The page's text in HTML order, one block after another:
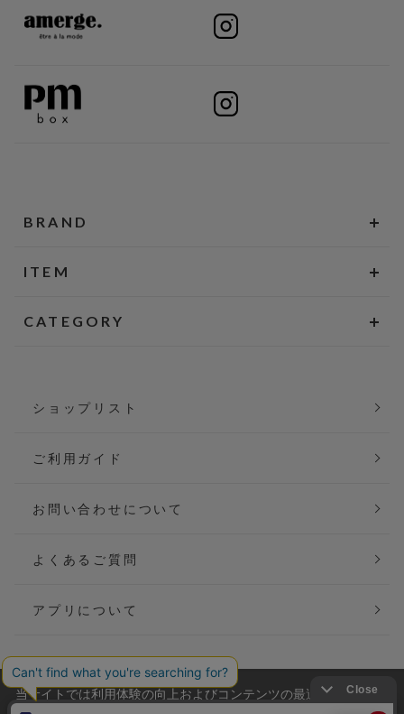
BRAND
ITEM
CATEGORY
ショップリスト
ご利用ガイド
お問い合わせについて
よくあるご質問
アプリについて
会社概要
当サイトでは利用体験の向上およびコンテンツの最適な提供、ト